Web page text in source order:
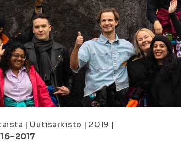
| Uutisarkisto | 2019 |